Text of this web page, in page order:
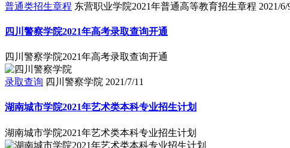
普通类招生章程 东营职业学院2021年普通高等教育招生章程 2021/6/
四川警察学院2021年高考录取查询开通
四川警察学院2021年高考录取查询开通
录取查询 四川警察学院 2021/7/11
湖南城市学院2021年艺术类本科专业招生计划
湖南城市学院2021年艺术类本科专业招生计划